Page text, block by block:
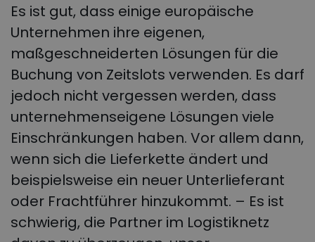
Es ist gut, dass einige europäische
Unternehmen ihre eigenen,
maßgeschneiderten Lösungen für die
Buchung von Zeitslots verwenden. Es darf
jedoch nicht vergessen werden, dass
unternehmenseigene Lösungen viele
Einschränkungen haben. Vor allem dann,
wenn sich die Lieferkette ändert und
beispielsweise ein neuer Unterlieferant
oder Frachtführer hinzukommt. – Es ist
schwierig, die Partner im Logistiknetz